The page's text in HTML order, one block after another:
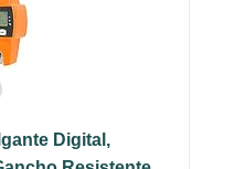
Digital,